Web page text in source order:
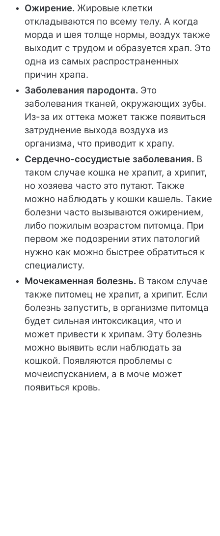
Ожирение. Жировые клетки
откладываются по всему телу. А когда
морда и шея толще нормы, воздух также
выходит с трудом и образуется храп. Это
одна из самых распространенных
причин храпа.
Заболевания пародонта. Это
заболевания тканей, окружающих зубы.
Из-за их оттека может также появиться
затруднение выхода воздуха из
организма, что приводит к храпу.
Сердечно-сосудистые заболевания. В
таком случае кошка не храпит, а хрипит,
но хозяева часто это путают. Также
можно наблюдать у кошки кашель. Такие
болезни часто вызываются ожирением,
либо пожилым возрастом питомца. При
первом же подозрении этих патологий
нужно как можно быстрее обратиться к
специалисту.
Мочекаменная болезнь. В таком случае
также питомец не храпит, а хрипит. Если
болезнь запустить, в организме питомца
будет сильная интоксикация, что и
может привести к хрипам. Эту болезнь
можно выявить если наблюдать за
кошкой. Появляются проблемы с
мочеиспусканием, а в моче может
появиться кровь.